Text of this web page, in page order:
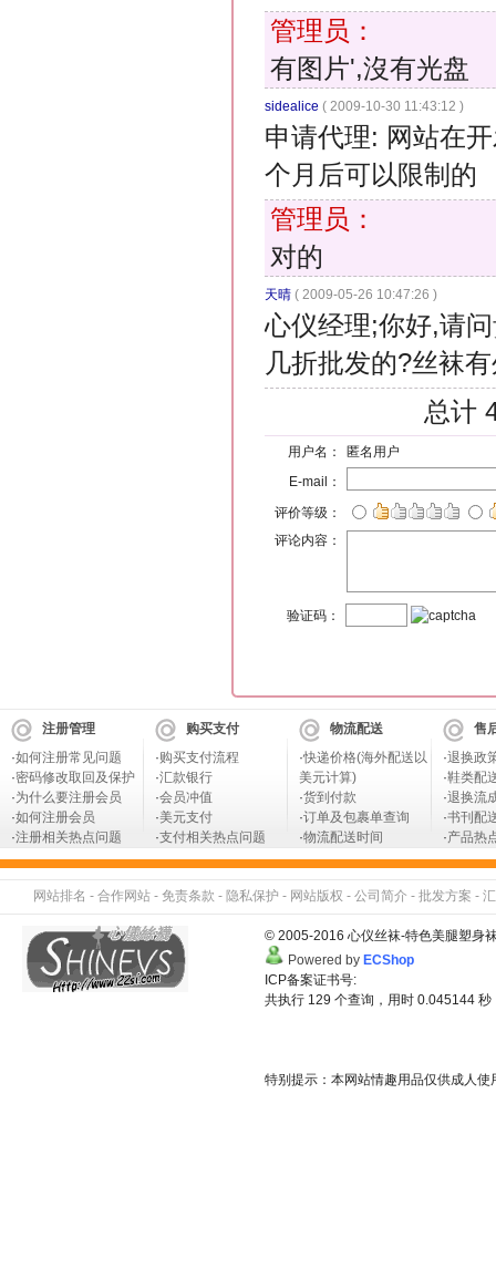
管理员：
有图片',沒有光盘
sidealice ( 2009-10-30 11:43:12 )
申请代理: 网站在
个月后可以限制的
管理员：
对的
天晴 ( 2009-05-26 10:47:26 )
心仪经理;你好,请
几折批发的?丝袜
总计
用户名：
匿名用户
E-mail：
评价等级：
评论内容：
验证码：
注册管理
·如何注册常见问题
·密码修改取回及保护
·为什么要注册会员
·如何注册会员
·注册相关热点问题
购买支付
·购买支付流程
·汇款银行
·会员冲值
·美元支付
·支付相关热点问题
物流配送
·快递价格(海外配送以
美元计算)
·货到付款
·订单及包裹单查询
·物流配送时间
售
·退换政
·鞋类配
·退换流
·书刊配
·产品热
网站排名 - 合作网站 - 免责条款 - 隐私保护 - 网站版权 - 公司简介 - 批发方案 -
© 2005-2016 心仪丝袜-特色美腿塑身
Powered by ECShop
ICP备案证书号:
共执行 129 个查询，用时 0.045144
特别提示：本网站情趣用品仅供成人